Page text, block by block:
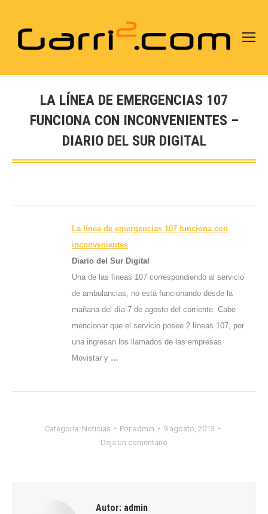
LA LÍNEA DE EMERGENCIAS 107
FUNCIONA CON INCONVENIENTES –
DIARIO DEL SUR DIGITAL
Estás aquí:
La línea de emergencias 107 funciona con
inconvenientes
Diario del Sur Digital
Una de las líneas 107 correspondiendo al servicio
de ambulancias, no está funcionando desde la
mañana del día 7 de agosto del corriente. Cabe
mencionar que el servicio posee 2 líneas 107, por
una ingresan los llamados de las empresas
Movistar y …
Categoría: Noticias Por admin
9 agosto, 2013
Deja un comentario
Autor: admin